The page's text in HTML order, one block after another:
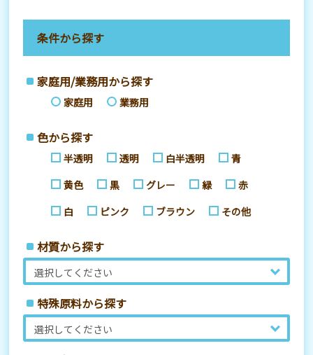
条件から探す
家庭用/業務用から探す
家庭用 業務用
色から探す
半透明 透明 白半透明
青
黄色
黒 グレー 緑
赤
白
ピンク ブラウン その他
材質から探す
特殊原料から探す